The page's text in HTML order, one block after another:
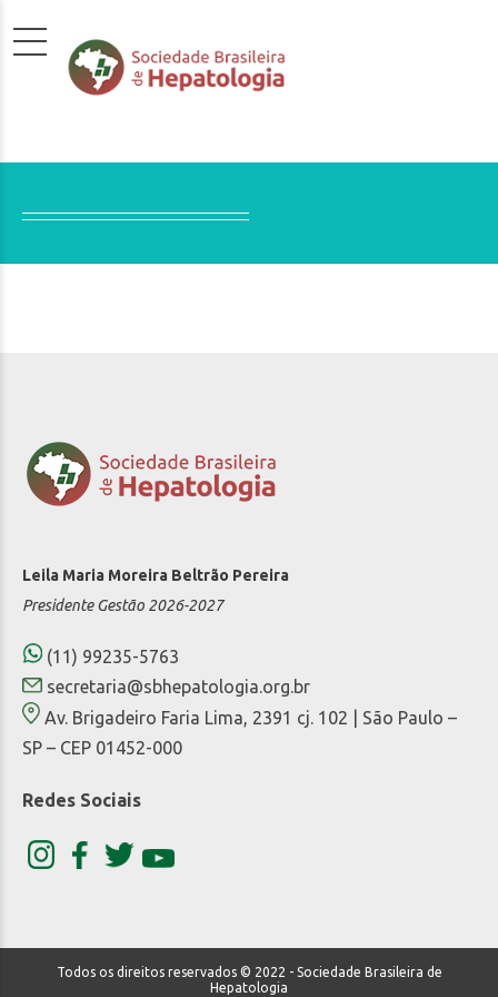
Leila Maria Moreira Beltrão Pereira
Presidente Gestão 2026-2027
(11) 99235-5763
secretaria@sbhepatologia.org.br
Av. Brigadeiro Faria Lima, 2391 cj. 102 | São Paulo –
SP – CEP 01452-000
Redes Sociais
Todos os direitos reservados © 2022 - Sociedade Brasileira de
Hepatologia